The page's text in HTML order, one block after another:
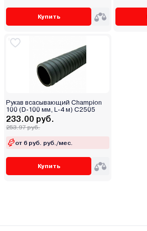
Купить
Рукав всасывающий Champion
100 (D-100 мм, L-4 м) C2505
233.00 руб.
253.97 руб.
от 6 руб. руб./мес.
Купить